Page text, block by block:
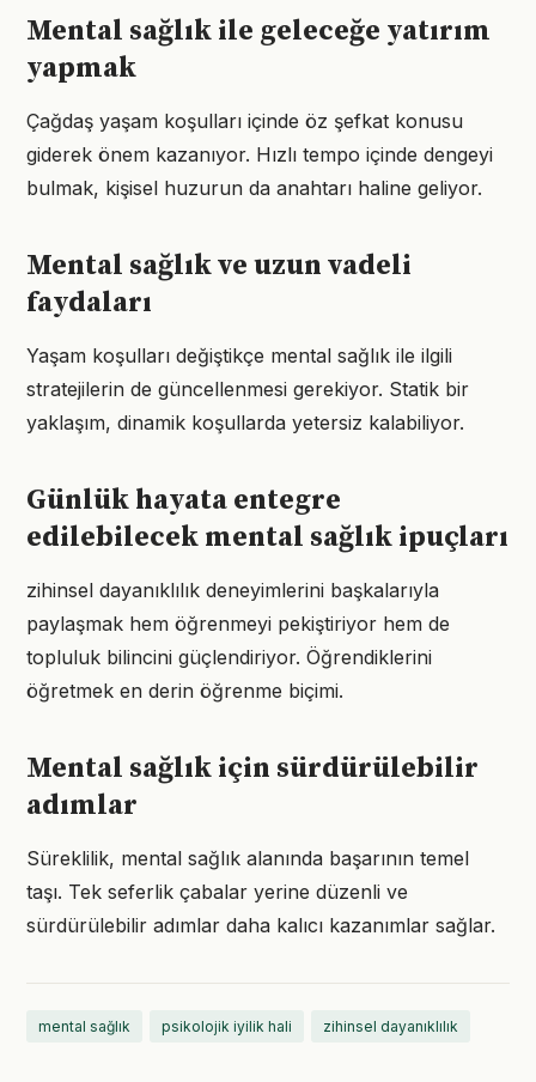
Mental sağlık ile geleceğe yatırım
yapmak
Çağdaş yaşam koşulları içinde öz şefkat konusu
giderek önem kazanıyor. Hızlı tempo içinde dengeyi
bulmak, kişisel huzurun da anahtarı haline geliyor.
Mental sağlık ve uzun vadeli
faydaları
Yaşam koşulları değiştikçe mental sağlık ile ilgili
stratejilerin de güncellenmesi gerekiyor. Statik bir
yaklaşım, dinamik koşullarda yetersiz kalabiliyor.
Günlük hayata entegre
edilebilecek mental sağlık ipuçları
zihinsel dayanıklılık deneyimlerini başkalarıyla
paylaşmak hem öğrenmeyi pekiştiriyor hem de
topluluk bilincini güçlendiriyor. Öğrendiklerini
öğretmek en derin öğrenme biçimi.
Mental sağlık için sürdürülebilir
adımlar
Süreklilik, mental sağlık alanında başarının temel
taşı. Tek seferlik çabalar yerine düzenli ve
sürdürülebilir adımlar daha kalıcı kazanımlar sağlar.
mental sağlık psikolojik iyilik hali zihinsel dayanıklılık